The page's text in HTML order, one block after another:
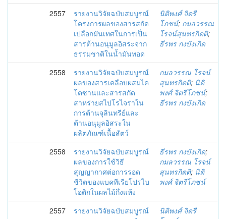
2557
รายงานวิจัยฉบับสมบูรณ์
โครงการผลของสารสกัด
เปลือกมันเทศในการเป็น
สารต้านอนุมูลอิสระจาก
ธรรมชาติในน้ำมันทอด
นิติพงศ์ จิตรี
โภชน์; กมลวรรณ
โรจน์สุนทรกิตติ;
ธีรพร กงบังเกิด
2558
รายงานวิจัยฉบับสมบูรณ์
ผลของสารเคลือบผสมไค
โตซานและสารสกัด
สาหร่ายสไปโรไจราใน
การต้านจุลินทรีย์และ
ต้านอนุมูลอิสระใน
ผลิตภัณฑ์เนื้อสัตว์
กมลวรรณ โรจน์
สุนทรกิตติ; นิติ
พงศ์ จิตรีโภชน์;
ธีรพร กงบังเกิด
2558
รายงานวิจัยฉบับสมบูรณ์
ผลของการใช้วิธี
สุญญากาศต่อการรอด
ชีวิตของแบคทีเรียโปรไบ
โอติกในผลไม้กึ่งแห้ง
ธีรพร กงบังเกิด;
กมลวรรณ โรจน์
สุนทรกิตติ; นิติ
พงศ์ จิตรีโภชน์
2557
รายงานวิจัยฉบับสมบูรณ์
นิติพงศ์ จิตรี